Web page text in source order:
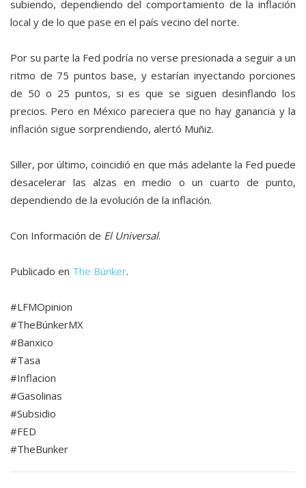
subiendo, dependiendo del comportamiento de la inflación
local y de lo que pase en el país vecino del norte.
Por su parte la Fed podría no verse presionada a seguir a un
ritmo de 75 puntos base, y estarían inyectando porciones
de 50 o 25 puntos, si es que se siguen desinflando los
precios. Pero en México pareciera que no hay ganancia y la
inflación sigue sorprendiendo, alertó Muñiz.
Siller, por último, coincidió en que más adelante la Fed puede
desacelerar las alzas en medio o un cuarto de punto,
dependiendo de la evolución de la inflación.
Con Información de El Universal.
Publicado en The Búnker.
#LFMOpinion
#TheBúnkerMX
#Banxico
#Tasa
#Inflacion
#Gasolinas
#Subsidio
#FED
#TheBunker